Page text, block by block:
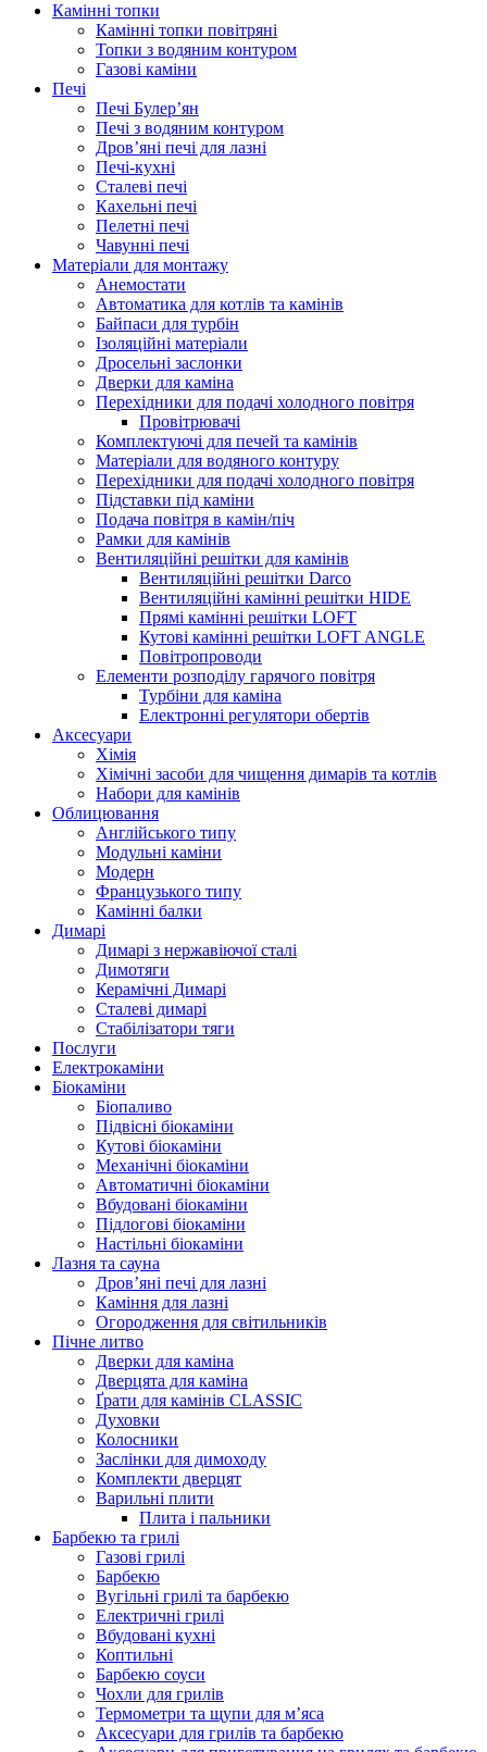
Камінні топки
Камінні топки повітряні
Топки з водяним контуром
Газові каміни
Печі
Печі Булер’ян
Печі з водяним контуром
Дров’яні печі для лазні
Печі-кухні
Сталеві печі
Кахельні печі
Пелетні печі
Чавунні печі
Матеріали для монтажу
Анемостати
Автоматика для котлів та камінів
Байпаси для турбін
Ізоляційні матеріали
Дросельні заслонки
Дверки для каміна
Перехідники для подачі холодного повітря
Провітрювачі
Комплектуючі для печей та камінів
Матеріали для водяного контуру
Перехідники для подачі холодного повітря
Підставки під каміни
Подача повітря в камін/піч
Рамки для камінів
Вентиляційні решітки для камінів
Вентиляційні решітки Darco
Вентиляційні камінні решітки HIDE
Прямі камінні решітки LOFT
Кутові камінні решітки LOFT ANGLE
Повітропроводи
Елементи розподілу гарячого повітря
Турбіни для каміна
Електронні регулятори обертів
Аксесуари
Хімія
Хімічні засоби для чищення димарів та котлів
Набори для камінів
Облицювання
Англійського типу
Модульні каміни
Модерн
Французького типу
Камінні балки
Димарі
Димарі з нержавіючої сталі
Димотяги
Керамічні Димарі
Сталеві димарі
Стабілізатори тяги
Послуги
Електрокаміни
Біокаміни
Біопаливо
Підвісні біокаміни
Кутові біокаміни
Механічні біокаміни
Автоматичні біокаміни
Вбудовані біокаміни
Підлогові біокаміни
Настільні біокаміни
Лазня та сауна
Дров’яні печі для лазні
Каміння для лазні
Огородження для світильників
Пічне литво
Дверки для каміна
Дверцята для каміна
Ґрати для камінів CLASSIC
Духовки
Колосники
Заслінки для димоходу
Комплекти дверцят
Варильні плити
Плита і пальники
Барбекю та грилі
Газові грилі
Барбекю
Вугільні грилі та барбекю
Електричні грилі
Вбудовані кухні
Коптильні
Барбекю соуси
Чохли для грилів
Термометри та щупи для м’яса
Аксесуари для грилів та барбекю